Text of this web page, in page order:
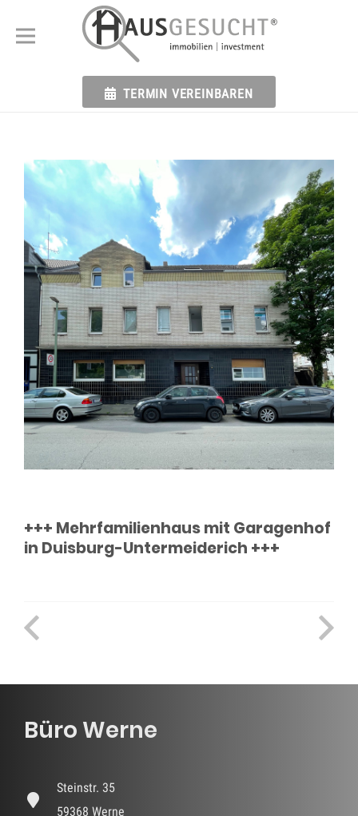
TERMIN VEREINBAREN
+++ Mehrfamilienhaus mit Garagenhof
in Duisburg-Untermeiderich +++
Büro Werne
Steinstr. 35
59368 Werne